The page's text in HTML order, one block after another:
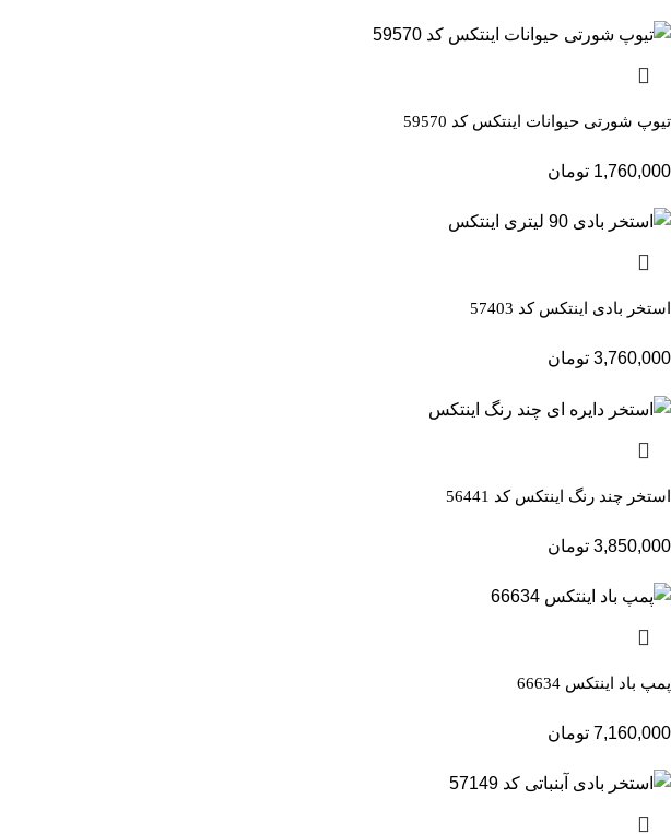
تیوپ شورتی حیوانات اینتکس کد 59570
1,760,000 تومان
استخر بادی اینتکس کد 57403
3,760,000 تومان
استخر چند رنگ اینتکس کد 56441
3,850,000 تومان
پمپ باد اینتکس 66634
7,160,000 تومان